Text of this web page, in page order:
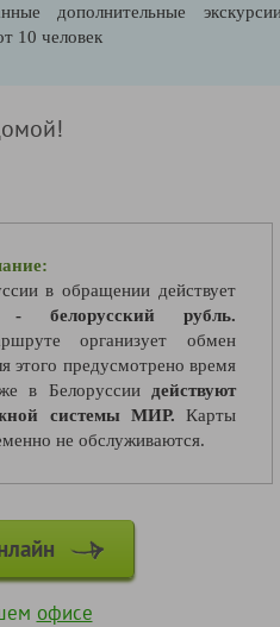
дополнительные
10 человек
в обращении действует
- белорусский рубль.
организует обмен
этого предусмотрено время
в Белоруссии действуют
системы МИР. Карты
не обслуживаются.
офисе